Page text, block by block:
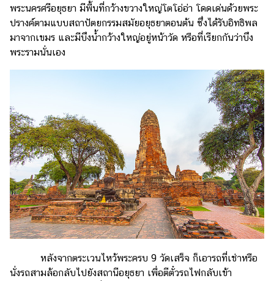
พระนครศรีอยุธยา มีพื้นที่กว้างขวางใหญ่โตโอ่อ่า โดดเด่นด้วยพระ
ปรางค์ตามแบบสถาปัตยกรรมสมัยอยุธยาตอนต้น ซึ่งได้รับอิทธิพล
มาจากเขมร และมีบึงน้ำกว้างใหญ่อยู่หน้าวัด หรือที่เรียกกันว่าบึง
พระรามนั่นเอง
หลังจากตระเวนไหว้พระครบ 9 วัดเสร็จ ก็เอารถที่เช่าหรือ
นั่งรถสามล้อกลับไปยังสถานีอยุธยา เพื่อตีตั๋วรถไฟกลับเข้า